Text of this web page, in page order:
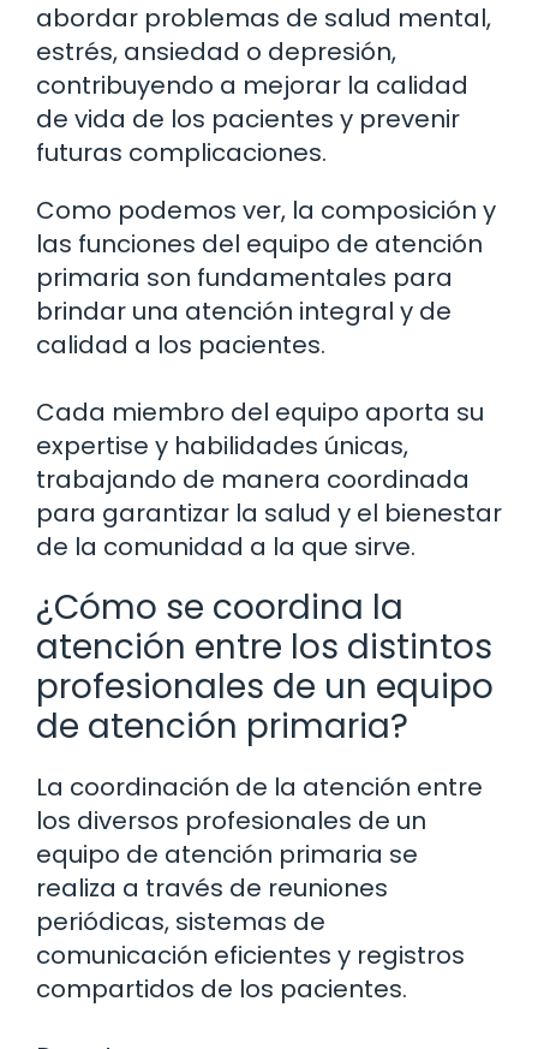
abordar problemas de salud mental,
estrés, ansiedad o depresión,
contribuyendo a mejorar la calidad
de vida de los pacientes y prevenir
futuras complicaciones.
Como podemos ver, la composición y
las funciones del equipo de atención
primaria son fundamentales para
brindar una atención integral y de
calidad a los pacientes.
Cada miembro del equipo aporta su
expertise y habilidades únicas,
trabajando de manera coordinada
para garantizar la salud y el bienestar
de la comunidad a la que sirve.
¿Cómo se coordina la
atención entre los distintos
profesionales de un equipo
de atención primaria?
La coordinación de la atención entre
los diversos profesionales de un
equipo de atención primaria se
realiza a través de reuniones
periódicas, sistemas de
comunicación eficientes y registros
compartidos de los pacientes.